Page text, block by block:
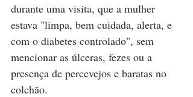
durante uma visita, que a mulher
estava "limpa, bem cuidada, alerta, e
com o diabetes controlado", sem
mencionar as úlceras, fezes ou a
presença de percevejos e baratas no
colchão.